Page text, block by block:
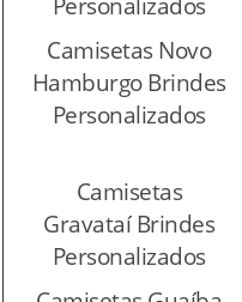
Camisetas Novo
Hamburgo Brindes
Personalizados
Camisetas
Gravataí Brindes
Personalizados